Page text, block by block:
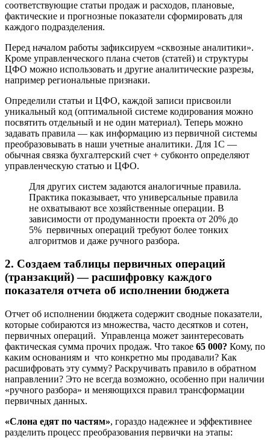
соответствующие статьи продаж и расходов, плановые,
фактические и прогнозные показатели сформировать для
каждого подразделения.
Перед началом работы зафиксируем «сквозные аналитики».
Кроме управленческого плана счетов (статей) и структуры
ЦФО можно использовать и другие аналитические разрезы,
например региональные признаки.
Определили статьи и ЦФО, каждой записи присвоили
уникальный код (оптимальной системе кодирования можно
посвятить отдельный и не один материал). Теперь можно
задавать правила — как информацию из первичной системы
преобразовывать в наши учетные аналитики. Для 1С —
обычная связка бухгалтерский счет + субконто определяют
управленческую статью и ЦФО.
Для других систем задаются аналогичные правила.
Практика показывает, что универсальные правила
не охватывают все хозяйственные операции. В
зависимости от продуманности проекта от 20% до
5% первичных операций требуют более тонких
алгоритмов и даже ручного разбора.
2. Создаем таблицы первичных операций
(транзакций) — расшифровку каждого
показателя отчета об исполнении бюджета
Отчет об исполнении бюджета содержит сводные показатели,
которые собираются из множества, часто десятков и сотен,
первичных операций. Управленца может заинтересовать
фактическая сумма прочих продаж. Что такое 65 000? Кому, по
каким основаниям и что конкретно мы продавали? Как
расшифровать эту сумму? Раскручивать правило в обратном
направлении? Это не всегда возможно, особенно при наличии
«ручного разбора» и меняющихся правил трансформации
первичных данных.
«Слона едят по частям», гораздо надежнее и эффективнее
разделить процесс преобразования первички на этапы: